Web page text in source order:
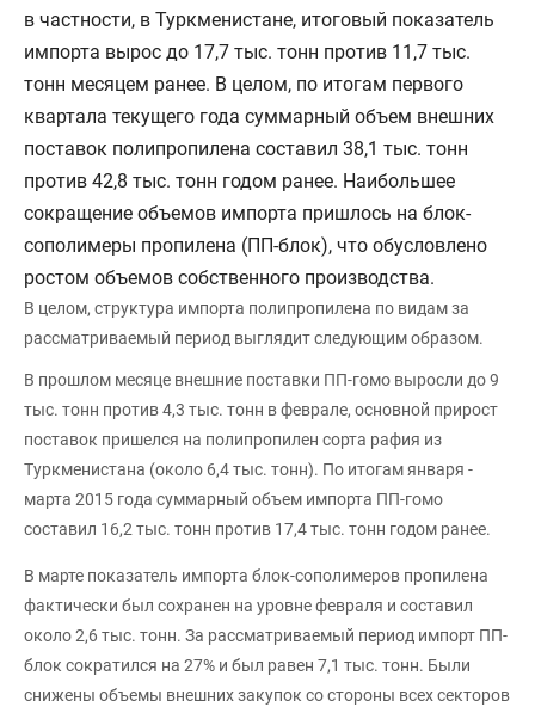
в частности, в Туркменистане, итоговый показатель
импорта вырос до 17,7 тыс. тонн против 11,7 тыс.
тонн месяцем ранее. В целом, по итогам первого
квартала текущего года суммарный объем внешних
поставок полипропилена составил 38,1 тыс. тонн
против 42,8 тыс. тонн годом ранее. Наибольшее
сокращение объемов импорта пришлось на блок-
сополимеры пропилена (ПП-блок), что обусловлено
ростом объемов собственного производства.
В целом, структура импорта полипропилена по видам за
рассматриваемый период выглядит следующим образом.
В прошлом месяце внешние поставки ПП-гомо выросли до 9
тыс. тонн против 4,3 тыс. тонн в феврале, основной прирост
поставок пришелся на полипропилен сорта рафия из
Туркменистана (около 6,4 тыс. тонн). По итогам января -
марта 2015 года суммарный объем импорта ПП-гомо
составил 16,2 тыс. тонн против 17,4 тыс. тонн годом ранее.
В марте показатель импорта блок-сополимеров пропилена
фактически был сохранен на уровне февраля и составил
около 2,6 тыс. тонн. За рассматриваемый период импорт ПП-
блок сократился на 27% и был равен 7,1 тыс. тонн. Были
снижены объемы внешних закупок со стороны всех секторов